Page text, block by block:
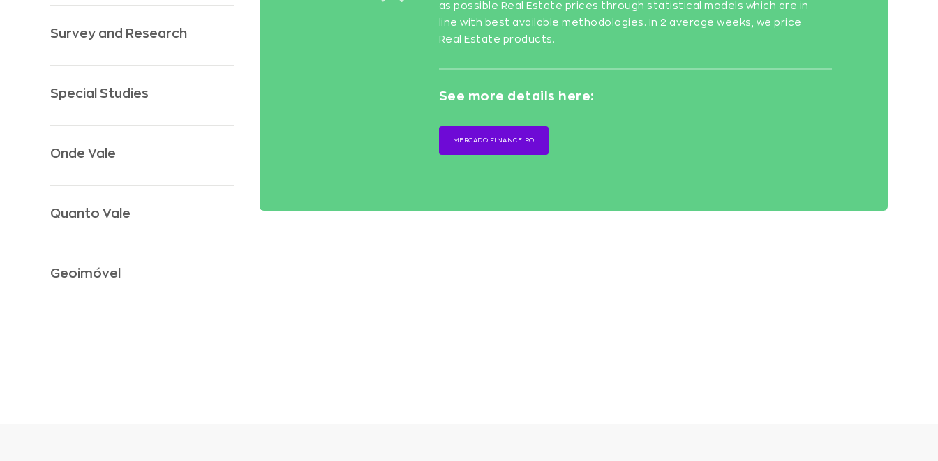
Survey and Research
Special Studies
Onde Vale
Quanto Vale
Geoimóvel
as possible Real Estate prices through statistical models which are in
line with best available methodologies. In 2 average weeks, we price
Real Estate products.
See more details here:
MERCADO FINANCEIRO